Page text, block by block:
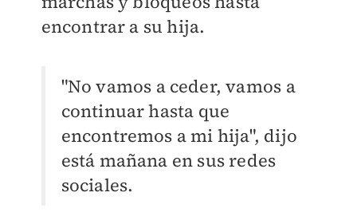
encontrar a su hija.
"No vamos a ceder, vamos a
continuar hasta que
encontremos a mi hija", dijo
está mañana en sus redes
sociales.